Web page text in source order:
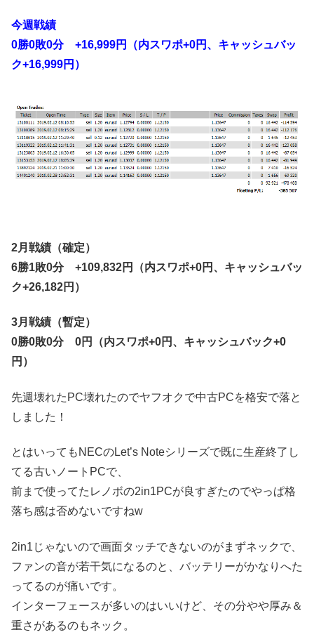
今週戦績
0勝0敗0分 +16,999円（内スワポ+0円、キャッシュバッ
ク+16,999円）
2月戦績（確定）
6勝1敗0分 +109,832円（内スワポ+0円、キャッシュバッ
ク+26,182円）
3月戦績（暫定）
0勝0敗0分 0円（内スワポ+0円、キャッシュバック+0
円）
先週壊れたPC壊れたのでヤフオクで中古PCを格安で落と
しました！
とはいってもNECのLet’s Noteシリーズで既に生産終了し
てる古いノートPCで、
前まで使ってたレノボの2in1PCが良すぎたのでやっぱ格
落ち感は否めないですねw
2in1じゃないので画面タッチできないのがまずネックで、
ファンの音が若干気になるのと、バッテリーがかなりへた
ってるのが痛いです。
インターフェースが多いのはいいけど、その分やや厚み＆
重さがあるのもネック。